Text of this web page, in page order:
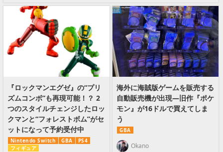
『ロックマンエグゼ』の“プリ
ズムコンボ”も再現可能！？ 2
つのスタイルチェンジしたロッ
クマンと“フォレストボム”がセ
ットになって予約受付中
Nintendo Switch GBA
PS4
フィギュア
海外に海賊版ゲームを販売する
自動販売機が出現―旧作『ポケ
モン』が16ドルで買えてしま
う
GBA
Okano